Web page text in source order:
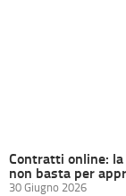
Contratti online: la
non basta per
30 Giugno 2026